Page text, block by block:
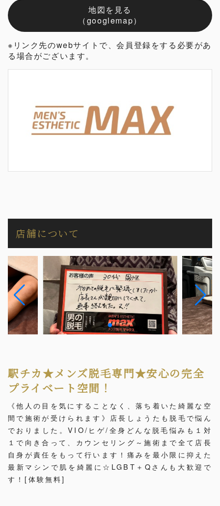
地図を見る
（googlemap）
※リンク先のwebサイトで、会員登録をする必要があ
る場合がございます。
店舗について
駅チカ★メンズ脱毛専門★安心の完全
プライベート空間 ！
《他人の目を気にすることなく、落ち着いた綺麗な空
間で施術が受けられます》店長しょうたも脱毛で悩ん
でおりました。VIO/ヒゲ/全身どんな脱毛悩みも１対
１で向き合って、カウンセリング～施術まで全て店長
自身が責任をもって行います！痛みを最小限に抑えた
最新マシンで肌を綺麗に☆LGBT＋Qさんも大歓迎で
す！[体験無料]